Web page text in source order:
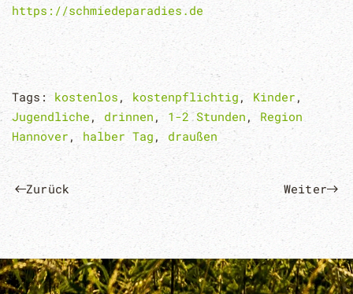
https://schmiedeparadies.de
Tags: kostenlos , kostenpflichtig, Kinder ,
Jugendliche , drinnen , 1-2 Stunden ,Region
Hannover , halber Tag , draußen
Zurück Weiter